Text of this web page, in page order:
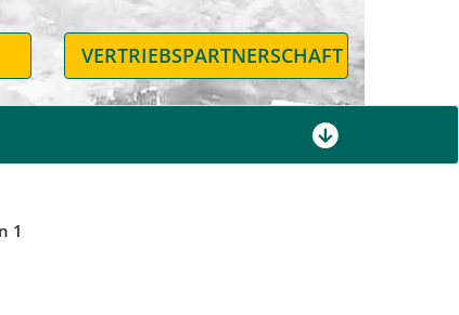
VERTRIEBSPARTNERSCHAFT
1